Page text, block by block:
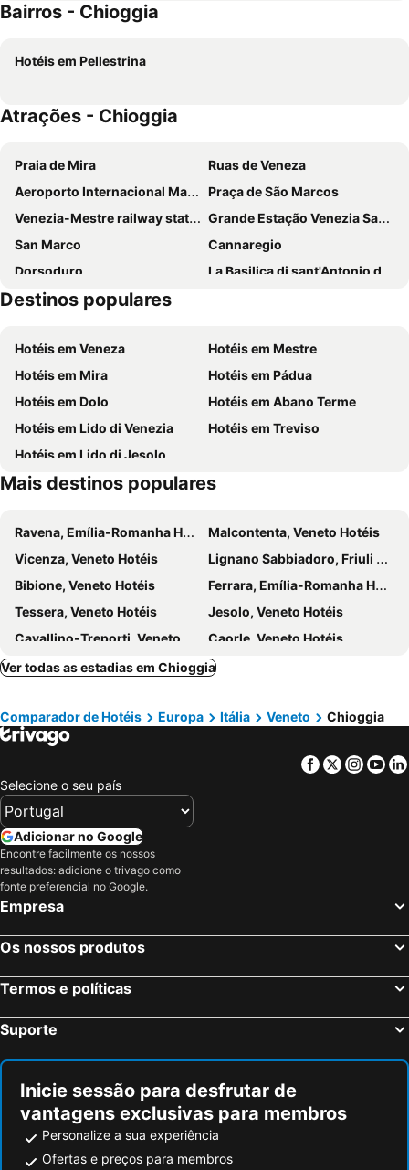
B&B Il Glicine Fiorito
Hotel Europeo
Tizé Village
Bairros - Chioggia
Hotéis em Pellestrina
Atrações - Chioggia
Praia de Mira
Ruas de Veneza
Aeroporto Internacional Marco Polo
Praça de São Marcos
Venezia-Mestre railway station
Grande Estação Venezia Santa Lucia
San Marco
Cannaregio
Dorsoduro
La Basilica di sant'Antonio di Padova
Marghera
Grande Canal
Carnevale di Venezia
Ponte de Rialto
Basílica de San Marco
Aeroporto Treviso
Porto Marghera
Centro Storico di Chioggia
Sottomarina
Sottomarina
Pellestrina
Punta Gorzone
Rosolina Mare
Piazza Vittorio Emanuele II
Abbazia di Praglia
Punta della Dogana di Mare
Palazzo Barbarigo Minotto
Parco Aqualandia
Destinos populares
Hotéis em Veneza
Hotéis em Mestre
Hotéis em Mira
Hotéis em Pádua
Hotéis em Dolo
Hotéis em Abano Terme
Hotéis em Lido di Venezia
Hotéis em Treviso
Hotéis em Lido di Jesolo
Mais destinos populares
Ravena, Emília-Romanha Hotéis
Malcontenta, Veneto Hotéis
Vicenza, Veneto Hotéis
Lignano Sabbiadoro, Friuli Venecia Júlia Hotéis
Bibione, Veneto Hotéis
Ferrara, Emília-Romanha Hotéis
Tessera, Veneto Hotéis
Jesolo, Veneto Hotéis
Cavallino-Treporti, Veneto Hotéis
Caorle, Veneto Hotéis
Murano, Veneto Hotéis
Marcon, Veneto Hotéis
Galzignano Terme, Veneto Hotéis
Castelfranco Veneto, Veneto Hotéis
Montegrotto Terme, Veneto Hotéis
Mogliano Veneto, Veneto Hotéis
Veneza, Veneto Hotéis
Mestre, Veneto Hotéis
Sirmione, Lombardia Hotéis
Dolo, Veneto Hotéis
Cortina d'Ampezzo, Veneto Hotéis
Nápoles, Campanha Hotéis
Palermo, Sicília Hotéis
Cagliari, Sardenha Hotéis
Ver todas as estadias em Chioggia
Comparador de Hotéis Europa Itália Veneto Chioggia
Facebook
Twitter
Selecione o seu país
Adicionar no Google
Encontre facilmente os nossos
resultados: adicione o trivago como
fonte preferencial no Google.
Empresa
Os nossos produtos
Termos e políticas
Suporte
Inicie sessão para desfrutar de
vantagens exclusivas para membros
Personalize a sua experiência
Ofertas e preços para membros